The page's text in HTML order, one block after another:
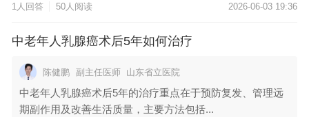
1人回答 50人阅读 2026-06-03 19:36
中老年人乳腺癌术后5年如何治疗
陈健鹏 副主任医师 山东省立医院
中老年人乳腺癌术后5年的治疗重点在于预防复发、管理远
期副作用及改善生活质量，主要方法包括...